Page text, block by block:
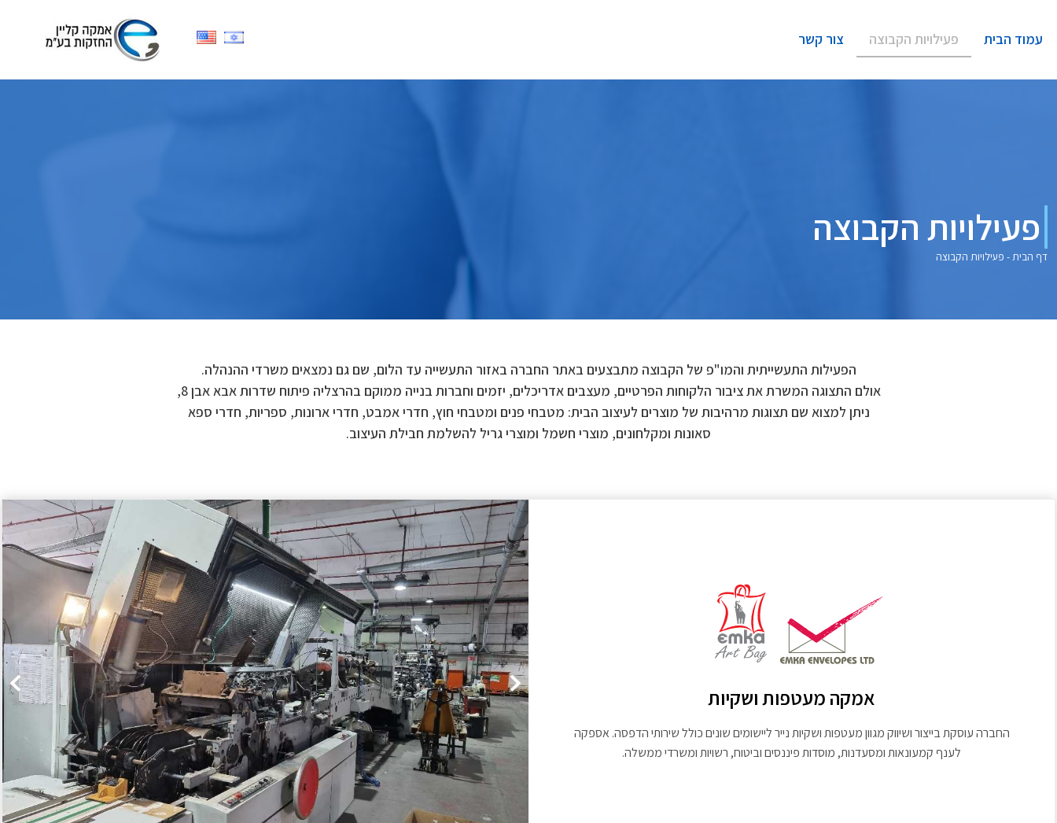
עמוד הבית פעילויות הקבוצה צור קשר
פעילויות הקבוצה
דף הבית- פעילויות הקבוצה
הפעילות התעשייתית והמו"פ של הקבוצה מתבצעים באתר החברה באזור התעשייה עד הלום, שם גם נמצאים משרדי ההנהלה.
אולם התצוגה המשרת את ציבור הלקוחות הפרטיים, מעצבים אדריכלים, יזמים וחברות בנייה ממוקם בהרצליה פיתוח שדרות אבא אבן 8,
ניתן למצוא שם תצוגות מרהיבות של מוצרים לעיצוב הבית: מטבחי פנים ומטבחי חוץ, חדרי אמבט, חדרי ארונות, ספריות, חדרי ספא
סאונות ומקלחונים, מוצרי חשמל ומוצרי גריל להשלמת חבילת העיצוב.
אמקה מעטפות ושקיות
החברה עוסקת בייצור ושיווק מגוון מעטפות ושקיות נייר ליישומים שונים כולל שירותי הדפסה. אספקה
לענף קמעונאות ומסעדנות, מוסדות פיננסים וביטוח, רשויות ומשרדי ממשלה.